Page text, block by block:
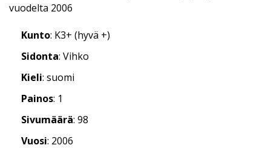
vuodelta 2006
Kunto: K3+ (hyvä +)
Sidonta: Vihko
Kieli: suomi
Painos: 1
Sivumäärä: 98
Vuosi: 2006